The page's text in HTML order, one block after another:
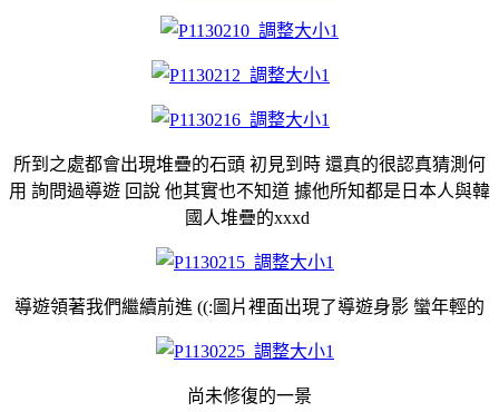
所到之處都會出現堆疊的石頭 初見到時 還真的很認真猜測何
用 詢問過導遊 回說 他其實也不知道 據他所知都是日本人與韓
國人堆疊的xxxd
導遊領著我們繼續前進 ((:圖片裡面出現了導遊身影 蠻年輕的
尚未修復的一景